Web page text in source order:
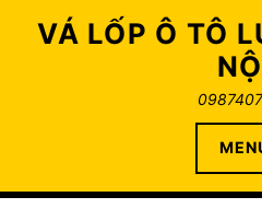
VÁ LỐP Ô TÔ